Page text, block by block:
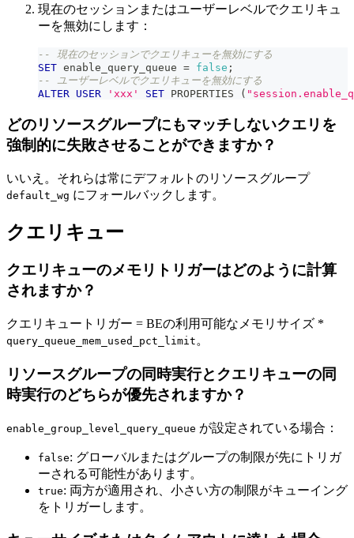
現在のセッションまたはユーザーレベルでクエリキュ
ーを無効にします：
-- 現在のセッションでクエリキューを無効にする
SET enable_query_queue = false ;
-- ユーザーレベルでクエリキューを無効にする
ALTER USER 'xxx' SET PROPERTIES (
どのリソースグループにもマッチしないクエリを
強制的に失敗させることができますか？
いいえ。それらは常にデフォルトのリソースグループ
default_wg にフォールバックします。
クエリキュー
クエリキューのメモリトリガーはどのように計算
されますか？
クエリキュートリガー = BEの利用可能なメモリサイズ *
query_queue_mem_used_pct_limit 。
リソースグループの同時実行とクエリキューの同
時実行のどちらが優先されますか？
enable_group_level_query_queue が設定されている場合：
false: グローバルまたはグループの制限が先にトリガ
ーされる可能性があります。
true: 両方が適用され、小さい方の制限がキューイング
をトリガーします。